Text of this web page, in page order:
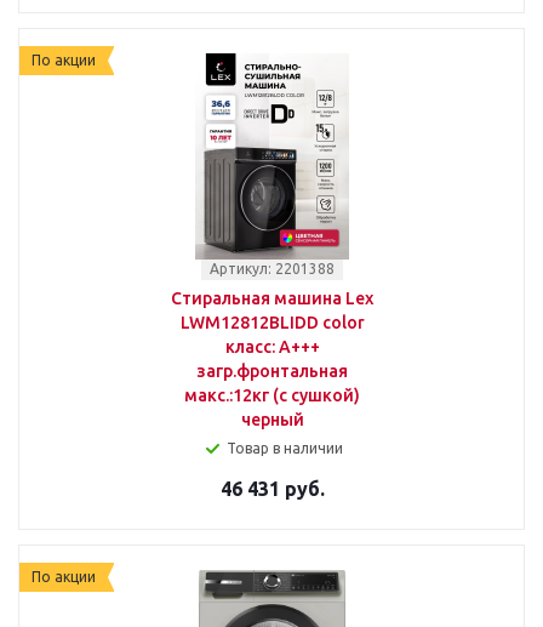
По акции
Артикул: 2201388
Стиральная машина Lex
LWM12812BLIDD color
класс: A+++
загр.фронтальная
макс.:12кг (с сушкой)
черный
Товар в наличии
46 431 руб.
По акции